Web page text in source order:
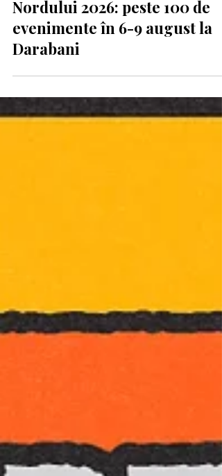
Programul complet al Zilelor
Nordului 2026: peste 100 de
evenimente în 6-9 august la
Darabani